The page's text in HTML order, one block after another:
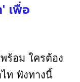
เพื่อ
ร้อม ใครต้อง
ท ฟังทางนี้